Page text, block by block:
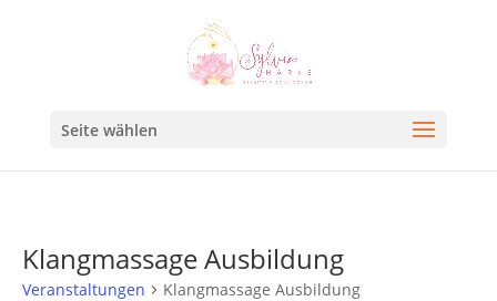
Seite wählen
Klangmassage Ausbildung
Veranstaltungen Klangmassage Ausbildung